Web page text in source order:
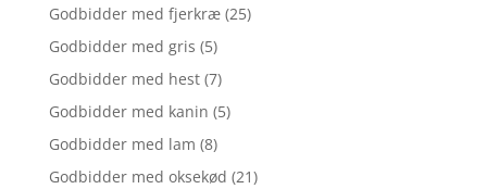
Godbidder med fjerkræ (25)
Godbidder med gris (5)
Godbidder med hest (7)
Godbidder med kanin (5)
Godbidder med lam (8)
Godbidder med oksekød (21)